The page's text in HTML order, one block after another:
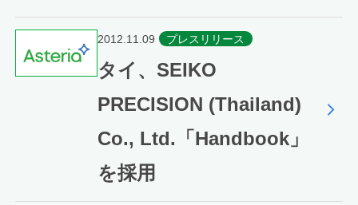
2012.11.09 プレスリリース
タイ、SEIKO
PRECISION (Thailand)
Co., Ltd.「Handbook」
を採用